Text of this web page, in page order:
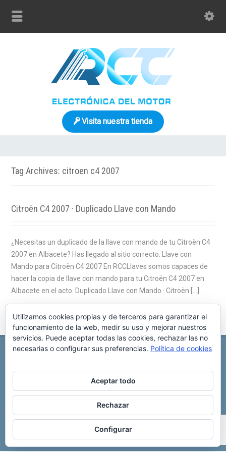
Visita nuestra tienda
Tag Archives: citroen c4 2007
Citroën C4 2007 · Duplicado Llave con Mando
¿Necesitas un duplicado de la llave con mando de tu Citroën C4
2007 en Albacete? Has llegado al sitio correcto. Llave con
Mando para Citroën C4 2007 En RCCLlaves somos capaces de
hacer la copia de llave con mando para tu Citroën C4 2007 en
Albacete en el acto. Duplicado Llave con Mando · Citroën […]
REPARACIÓN CENTRALITA DE COCHE
C/ Virgen del pilar, 6 ,
696 340 889
info@rccllaves.com
Copyright © 2025 Reparación Centralita De Coche
Utilizamos cookies propias y de terceros para garantizar el
funcionamiento de la web, medir su uso y mejorar nuestros
servicios. Puede aceptar todas las cookies, rechazar las no
necesarias o configurar sus preferencias. Política de cookies
Aceptar todo
Rechazar
Configurar